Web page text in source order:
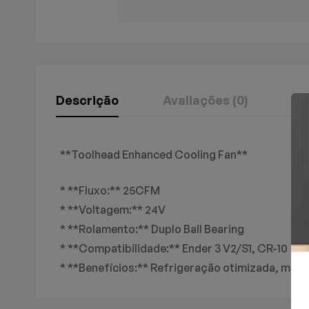
Descrição Avaliações (0)
**Toolhead Enhanced Cooling Fan**
* **Fluxo:** 25CFM
* **Voltagem:** 24V
* **Rolamento:** Duplo Ball Bearing
* **Compatibilidade:** Ender 3 V2/S1, CR-10
* **Benefícios:** Refrigeração otimizada,
Avaliação E
Não há comentários
Perguntas &
Não há nenhuma